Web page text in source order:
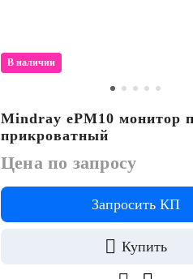
В наличии
Mindray ePM10 монитор
прикроватный
Цена по запросу
Запросить КП
Купить